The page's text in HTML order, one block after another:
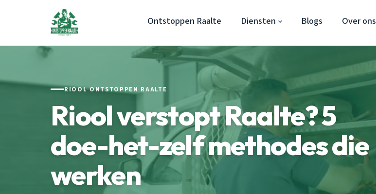
Ontstoppen Raalte Diensten Blogs Over ons
RIOOL ONTSTOPPEN RAALTE
Riool verstopt Raalte? 5
doe-het-zelf methodes die
werken